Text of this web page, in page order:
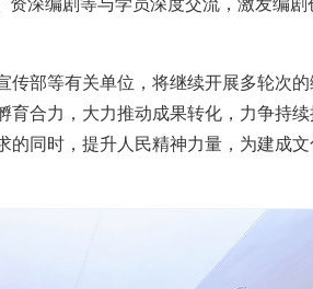
深编剧等与学员深度交流，激发编
部等有关单位，将继续开展多轮次的
合力，大力推动成果转化，力争持
同时，提升人民精神力量，为建成